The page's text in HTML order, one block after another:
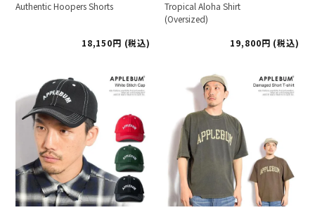
Authentic Hoopers Shorts
18,150 税込
Tropical Aloha Shirt
(Oversized)
19,800
税込